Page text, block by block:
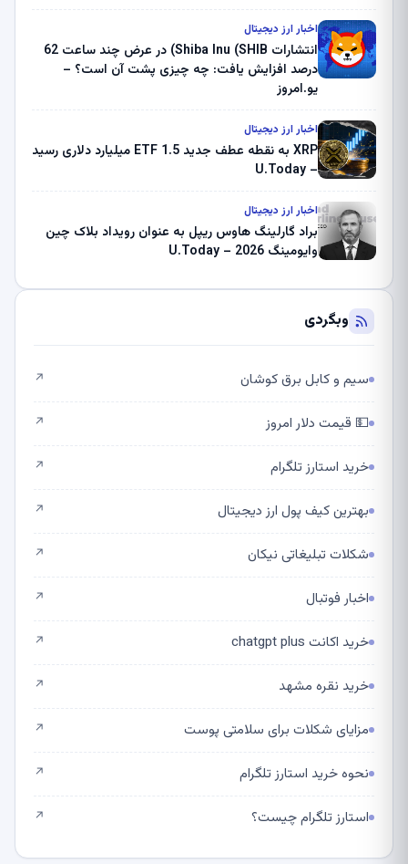
ثبت کرد – گزارش کریپتو صبح – U.Today
اخبار ارز دیجیتال
انتشارات Shiba Inu (SHIB) در عرض چند ساعت 62
درصد افزایش یافت: چه چیزی پشت آن است؟ –
یو.امروز
اخبار ارز دیجیتال
XRP به نقطه عطف جدید ETF 1.5 میلیارد دلاری رسید
– U.Today
اخبار ارز دیجیتال
براد گارلینگ هاوس ریپل به عنوان رویداد بلاک چین
وایومینگ 2026 – U.Today
وبگردی
سیم و کابل برق کوشان ↗
💵 قیمت دلار امروز ↗
خرید استارز تلگرام ↗
بهترین کیف پول ارز دیجیتال ↗
شکلات تبلیغاتی نیکان ↗
اخبار فوتبال ↗
خرید اکانت chatgpt plus ↗
خرید نقره مشهد ↗
مزایای شکلات برای سلامتی پوست ↗
نحوه خرید استارز تلگرام ↗
استارز تلگرام چیست؟ ↗